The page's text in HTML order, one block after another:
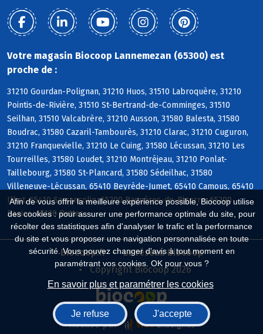
Afin de vous offrir la meilleure expérience possible, Biocoop utilise
des cookies : pour assurer une performance optimale du site, pour
récolter des statistiques afin d'analyser le trafic et la performance
du site et vous proposer une navigation personnalisée en toute
sécurité. Vous pouvez changer d'avis à tout moment en
paramétrant vos cookies. OK pour vous ?
En savoir plus et paramétrer les cookies
Je refuse J'accepte
Votre magasin Biocoop Lannemezan (65300) est
proche de :
31210 Gourdan-Polignan, 31210 Huos, 31510 Labroquère, 31210
Pointis-de-Rivière, 31510 St-Bertrand-de-Comminges, 31510
Seilhan, 31510 Valcabrère, 31210 Ausson, 31580 Balesta, 31580
Boudrac, 31580 Cazaril-Tambourès, 31210 Clarac, 31210 Cuguron,
31210 Franquevielle, 31210 Le Cuing, 31580 Lécussan, 31210 Les
Tourreilles, 31580 Loudet, 31210 Montréjeau, 31210 Ponlat-
Taillebourg, 31580 St-Plancard, 31580 Sédeilhac, 31580
Villeneuve-Lécussan, 65410 Beyrède-Jumet, 65410 Camous, 65410
Ilhet, 65410 Sarrancolin, 65200 Bagnères-de-Bigorre, 65200
Banios, 65130 Bettes
Biocoop.fr
Le réseau Biocoop
Copyright Biocoop 2026
Réalisé par